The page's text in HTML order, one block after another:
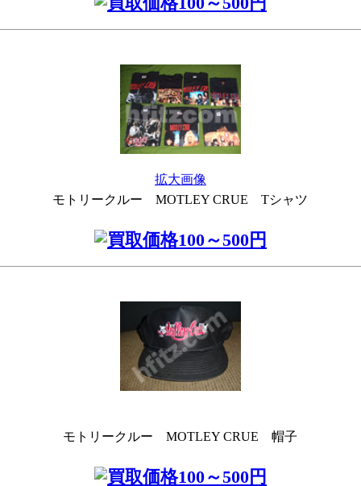
拡大画像
モトリークルー MOTLEY CRUE Tシャツ
モトリークルー MOTLEY CRUE 帽子